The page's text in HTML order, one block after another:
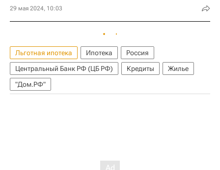
29 мая 2024, 10:03
Льготная ипотека Ипотека
Россия
Центральный Банк РФ (ЦБ РФ)
Кредиты
Жилье
"Дом.РФ"